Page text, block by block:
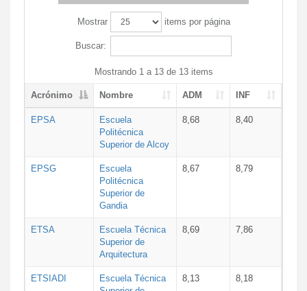
Mostrar items por página
Buscar:
Mostrando 1 a 13 de 13 items
Acrónimo Nombre ADM INF
EPSA
Escuela
Politécnica
Superior de Alcoy
8,68 8,40
EPSG
Escuela
Politécnica
Superior de
Gandia
8,67 8,79
ETSA
Escuela Técnica
Superior de
Arquitectura
8,69 7,86
ETSIADI
Escuela Técnica
8,13 8,18